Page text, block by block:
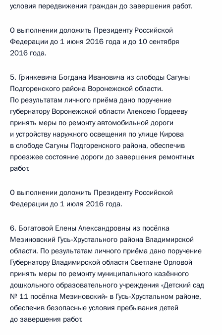
условия передвижения граждан до завершения работ.
О выполнении доложить Президенту Российской
Федерации до 1 июня 2016 года и до 10 сентября
2016 года.
5. Гринкевича Богдана Ивановича из слободы Сагуны
Подгоренского района Воронежской области.
По результатам личного приёма дано поручение
губернатору Воронежской области Алексею Гордееву
принять меры по ремонту автомобильной дороги
и устройству наружного освещения по улице Кирова
в слободе Сагуны Подгоренского района, обеспечив
проезжее состояние дороги до завершения ремонтных
работ.
О выполнении доложить Президенту Российской
Федерации до 1 июля 2016 года.
6. Богатовой Елены Александровны из посёлка
Мезиновский Гусь-Хрустального района Владимирской
области. По результатам личного приёма дано поручение
Губернатору Владимирской области Светлане Орловой
принять меры по ремонту муниципального казённого
дошкольного образовательного учреждения «Детский сад
№ 11 посёлка Мезиновский» в Гусь-Хрустальном районе,
обеспечив безопасные условия пребывания детей
до завершения работ.